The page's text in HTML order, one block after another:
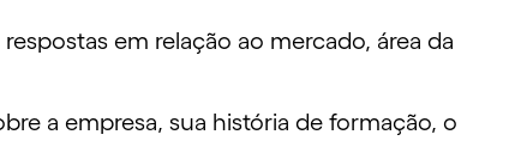
em relação ao mercado, área da
a empresa, sua história de formação, o